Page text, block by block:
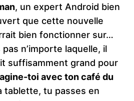
, un expert Android bien
que cette nouvelle
bien fonctionner sur…
n’importe laquelle, il
suffisamment grand pour
toi avec ton café du
tablette, tu passes en